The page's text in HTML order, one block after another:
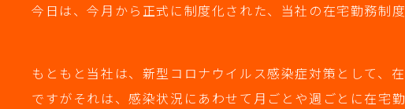
今日は、今月から正式に制度化された、当社の在宅勤務制
もともと当社は、新型コロナウイルス感染症対策として、
ですがそれは、感染状況にあわせて月ごとや週ごとに在宅